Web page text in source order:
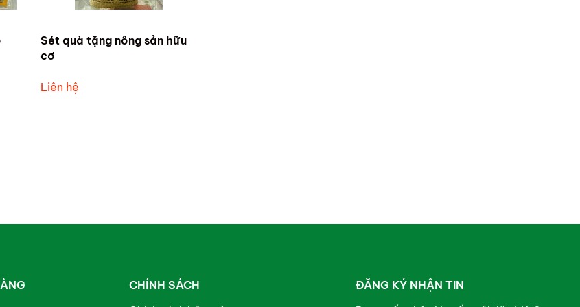
Sét quà tặng nông sản hữu
cơ
Liên hệ
CHÍNH SÁCH ĐĂNG KÝ NHẬN TIN